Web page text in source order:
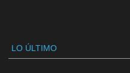
LO ÚLTIMO